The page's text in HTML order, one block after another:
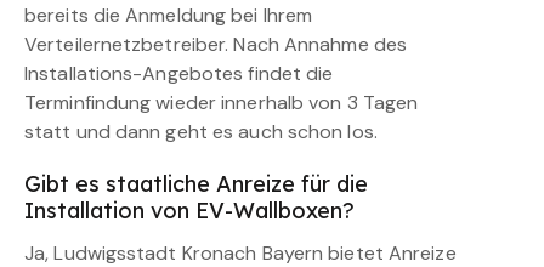
bereits die Anmeldung bei Ihrem
Verteilernetzbetreiber. Nach Annahme des
Installations-Angebotes findet die
Terminfindung wieder innerhalb von 3 Tagen
statt und dann geht es auch schon los.
Gibt es staatliche Anreize für die
Installation von EV-Wallboxen?
Ja, Ludwigsstadt Kronach Bayern bietet Anreize